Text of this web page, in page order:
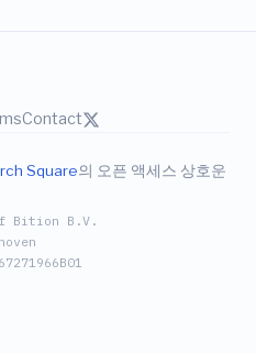
Contact
Square의 오픈 액세스 상호운
Bition B.V.